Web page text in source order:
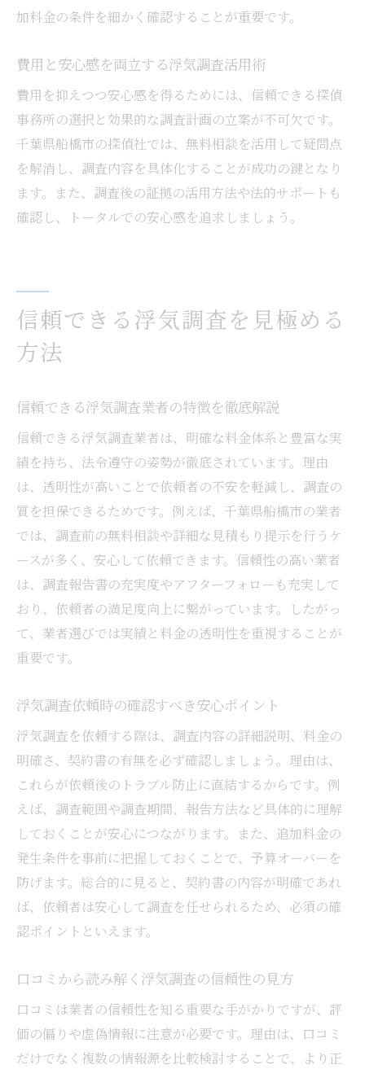
浮気調査依頼で失敗しない準備と流れ
失敗しないための浮気調査依頼チェックポ
イント
浮気調査依頼時に確認したい重要事項
浮気調査依頼で後悔しないための比較の仕
方
納得のいく浮気調査依頼にするための工夫
加料金の条件を細かく確認することが重要です。
費用と安心感を両立する浮気調査活用術
費用を抑えつつ安心感を得るためには、信頼できる探偵
事務所の選択と効果的な調査計画の立案が不可欠です。
千葉県船橋市の探偵社では、無料相談を活用して疑問点
を解消し、調査内容を具体化することが成功の鍵となり
ます。また、調査後の証拠の活用方法や法的サポートも
確認し、トータルでの安心感を追求しましょう。
信頼できる浮気調査を見極める
方法
信頼できる浮気調査業者の特徴を徹底解説
信頼できる浮気調査業者は、明確な料金体系と豊富な実
績を持ち、法令遵守の姿勢が徹底されています。理由
は、透明性が高いことで依頼者の不安を軽減し、調査の
質を担保できるためです。例えば、千葉県船橋市の業者
では、調査前の無料相談や詳細な見積もり提示を行うケ
ースが多く、安心して依頼できます。信頼性の高い業者
は、調査報告書の充実度やアフターフォローも充実して
おり、依頼者の満足度向上に繋がっています。したがっ
て、業者選びでは実績と料金の透明性を重視することが
重要です。
浮気調査依頼時の確認すべき安心ポイント
浮気調査を依頼する際は、調査内容の詳細説明、料金の
明確さ、契約書の有無を必ず確認しましょう。理由は、
これらが依頼後のトラブル防止に直結するからです。例
えば、調査範囲や調査期間、報告方法など具体的に理解
しておくことが安心につながります。また、追加料金の
発生条件を事前に把握しておくことで、予算オーバーを
防げます。総合的に見ると、契約書の内容が明確であれ
ば、依頼者は安心して調査を任せられるため、必須の確
認ポイントといえます。
口コミから読み解く浮気調査の信頼性の見方
口コミは業者の信頼性を知る重要な手がかりですが、評
価の偏りや虚偽情報に注意が必要です。理由は、口コミ
だけでなく複数の情報源を比較検討することで、より正